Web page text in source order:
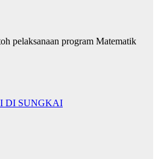
pelaksanaan program Matematik
DI SUNGKAI